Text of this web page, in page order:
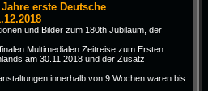
erste Deutsche
und Bilder zum 180th Jubiläum, der
Multimedialen Zeitreise zum Ersten
am 30.11.2018 und der Zusatz
innerhalb von 9 Wochen waren bis